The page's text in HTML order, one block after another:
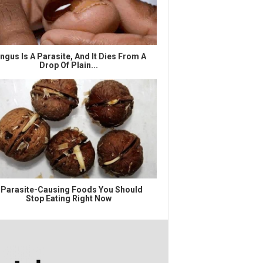
Is A Parasite, And It Dies From A
Drop Of Plain...
Causing Foods You Should
Stop Eating Right Now